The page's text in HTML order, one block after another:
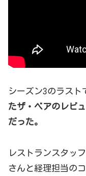
シーズン3のラスト
たザ・ベアのレビ
だった。
レストランスタッ
さんと経理担当の